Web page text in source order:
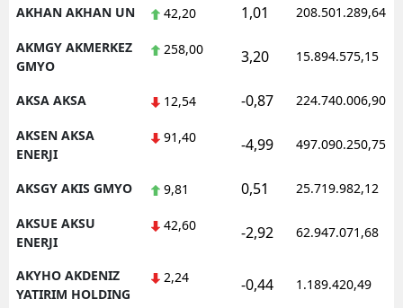
AKHAN AKHAN UN 42,20 1,01 208.501.289,64
AKMGY AKMERKEZ
GMYO
258,00 3,20 15.894.575,15
AKSA AKSA 12,54 -0,87 224.740.006,90
AKSEN AKSA
ENERJI
91,40 -4,99 497.090.250,75
AKSGY AKIS GMYO 9,81 0,51 25.719.982,12
AKSUE AKSU
ENERJI
42,60 -2,92 62.947.071,68
AKYHO AKDENIZ
YATIRIM HOLDING
2,24 -0,44 1.189.420,49